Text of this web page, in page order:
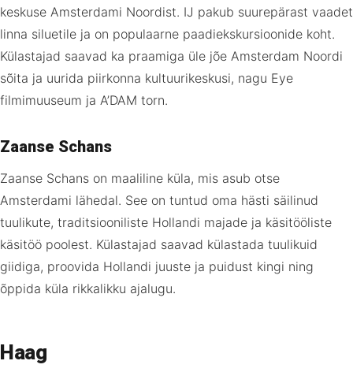
keskuse Amsterdami Noordist. IJ pakub suurepärast vaadet
linna siluetile ja on populaarne paadiekskursioonide koht.
Külastajad saavad ka praamiga üle jõe Amsterdam Noordi
sõita ja uurida piirkonna kultuurikeskusi, nagu Eye
filmimuuseum ja A’DAM torn.
Zaanse Schans
Zaanse Schans on maaliline küla, mis asub otse
Amsterdami lähedal. See on tuntud oma hästi säilinud
tuulikute, traditsiooniliste Hollandi majade ja käsitööliste
käsitöö poolest. Külastajad saavad külastada tuulikuid
giidiga, proovida Hollandi juuste ja puidust kingi ning
õppida küla rikkalikku ajalugu.
Haag